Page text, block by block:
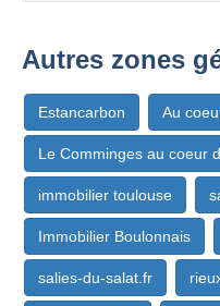
Autres zones
Estancarbon Au
Le Comminges au coeur
immobilier toulouse
Immobilier Boulonnais
salies-du-salat.fr